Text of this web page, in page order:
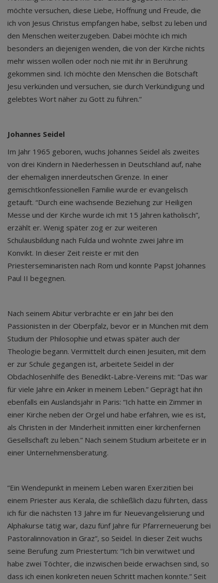
möchte versuchen, diese Liebe, Hoffnung und Freude, die
ich von Jesus Christus empfangen habe, selbst zu leben und
den Menschen weiterzugeben. Dabei möchte ich mich
besonders an diejenigen wenden, die von der Kirche nichts
mehr wissen wollen oder noch nie mit ihr in Berührung
gekommen sind. Ich möchte den Menschen die Botschaft
Jesu verkünden und versuchen, sie durch Verkündigung und
gelebtes Wort näher zu Gott zu führen.“
Johannes Seidel
Im Jahr 1965 geboren, wuchs Johannes Seidel als zweites
von drei Kindern in Niederhessen in Deutschland auf, nahe
der ehemaligen innerdeutschen Grenze. In einer
gemischtkonfessionellen Familie wurde er evangelisch
getauft. “Durch eine wachsende Beziehung zur Heiligen
Messe und der Kirche wurde ich mit 15 Jahren katholisch”,
erzählt er. Wenig später zog er zur weiteren
Schulausbildung nach Fulda und wohnte zwei Jahre im
Konvikt. In dieser Zeit reiste er mit den
Priesterseminaristen nach Rom und konnte Papst Johannes
Paul II begegnen.
Nach seinem Abitur verbrachte er ein Jahr bei den
Passionisten in der Oberpfalz, bevor er in München mit dem
Studium der Philosophie und etwas später auch der
Theologie begann. Vermittelt durch einen Jesuiten, mit dem
er zur Schule gegangen ist, arbeitete Seidel in der
Obdachlosenhilfe des Benedikt-Labre-Vereins mit: “Das war
für viele Jahre ein Anker in meinem Leben.” Geprägt hat ihn
ebenfalls ein Auslandsjahr in Paris: “Ich hatte ein Zimmer in
einer Kirche neben der Orgel und habe erfahren, wie es ist,
als Christen in der Minderheit inmitten einer kirchenfernen
Gesellschaft zu leben.” Nach seinem Studium arbeitete er in
einer Unternehmensberatung.
“Ein Wendepunkt in meinem Leben waren Exerzitien bei
einem Priester aus Kerala, die schließlich dazu führten, dass
ich für die nächsten 13 Jahre im für Neuevangelisierung und
Alphakurse tätig war, dazu fünf Jahre für Pfarrerneuerung bei
Pastoralinnovation in Graz”, so Seidel. In dieser Zeit wuchs
seine Berufung zum Priestertum: “Ich bin verwitwet und
habe zwei Töchter, die inzwischen beide erwachsen sind, so
dass ich einen konkreten neuen Schritt machen konnte.” Seit